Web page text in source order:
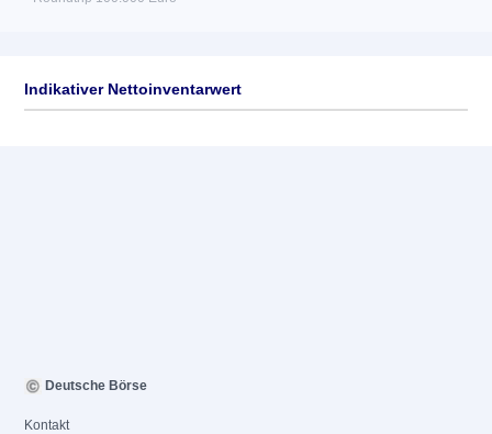
Indikativer Nettoinventarwert
Deutsche Börse
Kontakt